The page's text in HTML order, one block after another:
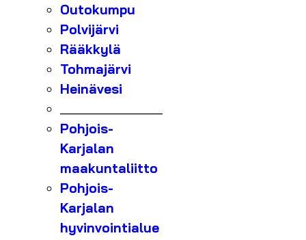
Outokumpu
Polvijärvi
Rääkkylä
Tohmajärvi
Heinävesi
Pohjois-
Karjalan
maakuntaliitto
Pohjois-
Karjalan
hyvinvointialue